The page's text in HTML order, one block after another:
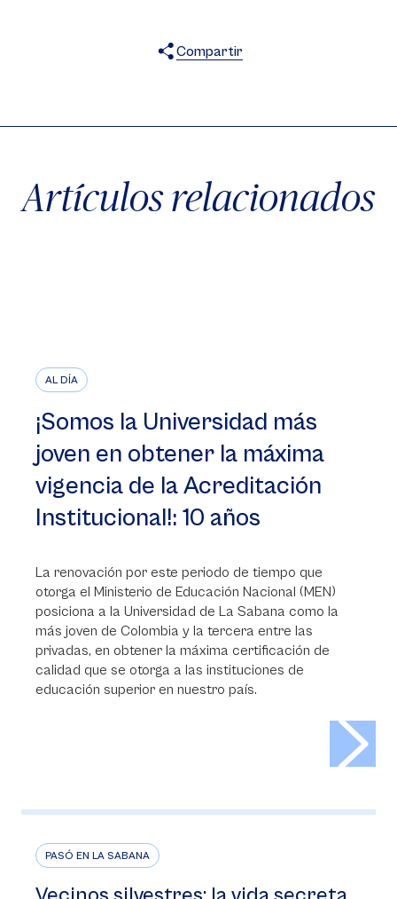
Compartir
Artículos relacionados
AL DÍA
¡Somos la Universidad más
joven en obtener la máxima
vigencia de la Acreditación
Institucional!: 10 años
La renovación por este periodo de tiempo que
otorga el Ministerio de Educación Nacional (MEN)
posiciona a la Universidad de La Sabana como la
más joven de Colombia y la tercera entre las
privadas, en obtener la máxima certificación de
calidad que se otorga a las instituciones de
educación superior en nuestro país.
PASÓ EN LA SABANA